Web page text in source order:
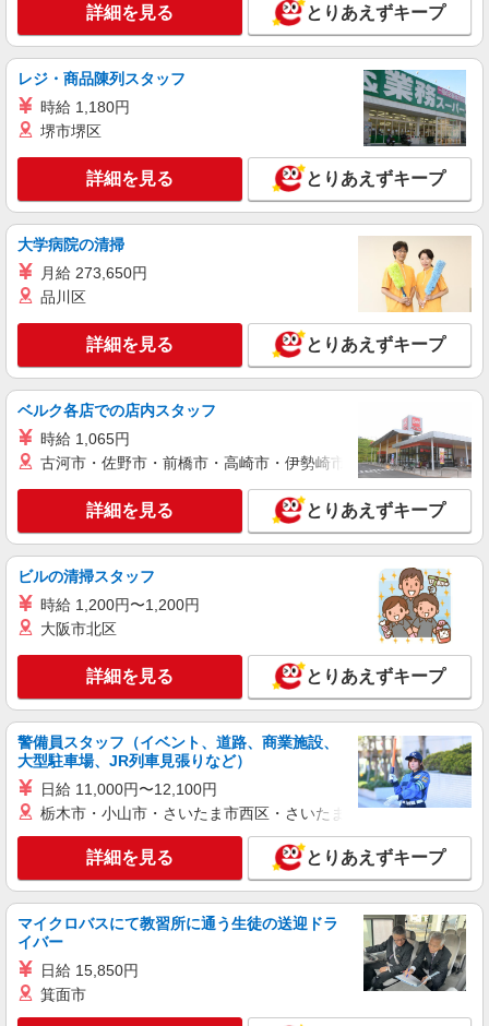
詳細を見る とりあえずキープ
レジ・商品陳列スタッフ
時給 1,180円
堺市堺区
詳細を見る とりあえずキープ
大学病院の清掃
月給 273,650円
品川区
詳細を見る とりあえずキープ
ベルク各店での店内スタッフ
時給 1,065円
古河市・佐野市・前橋市・高崎市・伊勢崎市・太田市・館林市
詳細を見る とりあえずキープ
ビルの清掃スタッフ
時給 1,200円〜1,200円
大阪市北区
詳細を見る とりあえずキープ
警備員スタッフ（イベント、道路、商業施設、
大型駐車場、JR列車見張りなど）
日給 11,000円〜12,100円
栃木市・小山市・さいたま市西区・さいたま市岩槻区・久喜市・
詳細を見る とりあえずキープ
マイクロバスにて教習所に通う生徒の送迎ドラ
イバー
日給 15,850円
箕面市